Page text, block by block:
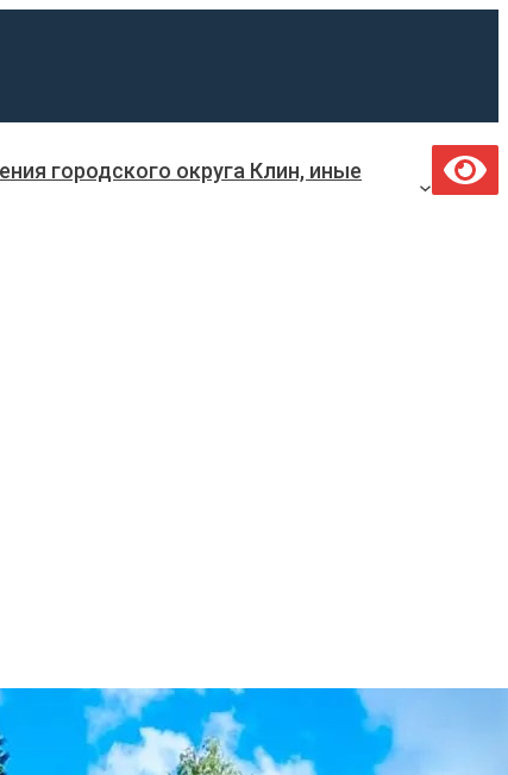
городского округа Клин, иные